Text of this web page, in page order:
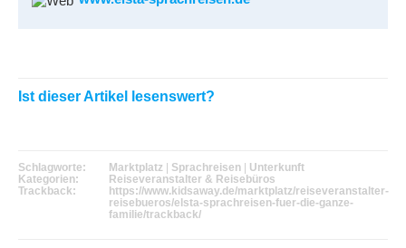
Ist dieser Artikel lesenswert?
Schlagworte: Marktplatz | Sprachreisen | Unterkunft
Kategorien:
Reiseveranstalter & Reisebüros
Trackback:
https://www.kidsaway.de/marktplatz/reiseveranstalter-
reisebueros/elsta-sprachreisen-fuer-die-ganze-
familie/trackback/